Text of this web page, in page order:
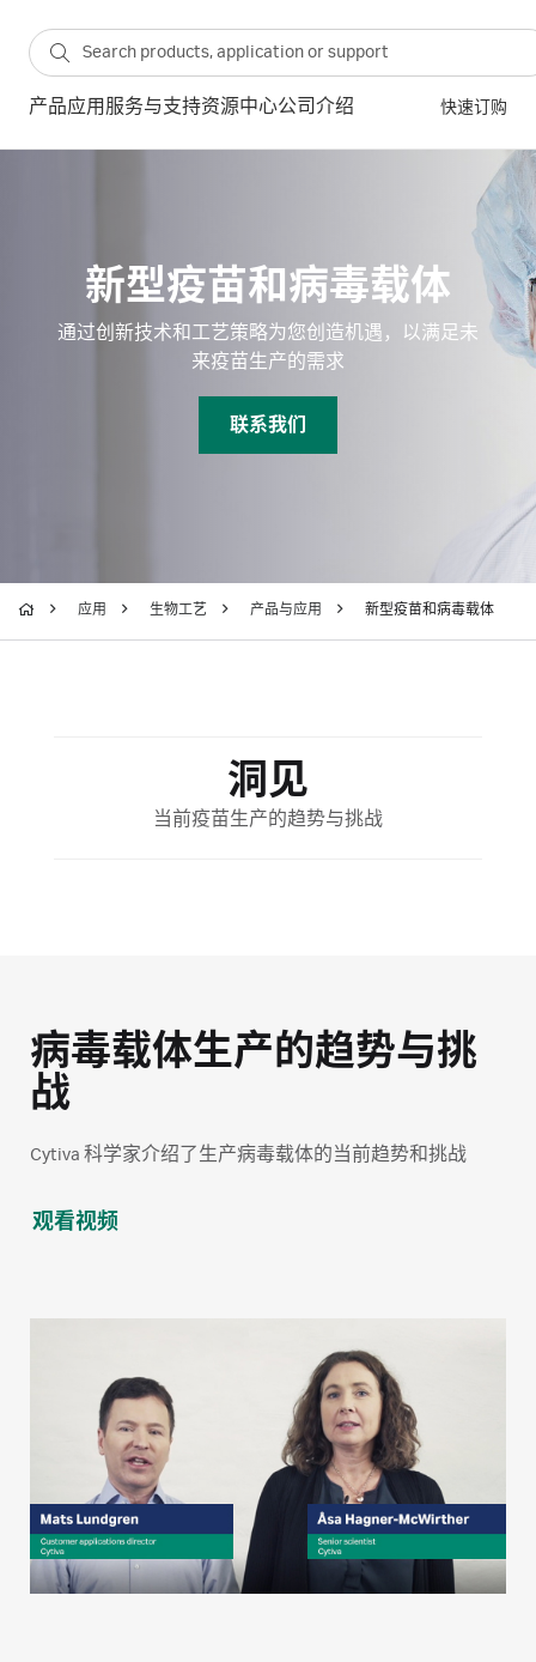
产品应用 服务与支持资源中心公司介绍 快速订购
新型疫苗和病毒载体
通过创新技术和工艺策略为您创造机遇，以满足未
来疫苗生产的需求
联系我们
应用 生物工艺 产品与应用 新型疫苗和病毒载体
洞见
当前疫苗生产的趋势与挑战
病毒载体生产的趋势与挑
战
Cytiva 科学家介绍了生产病毒载体的当前趋势和挑战
观看视频